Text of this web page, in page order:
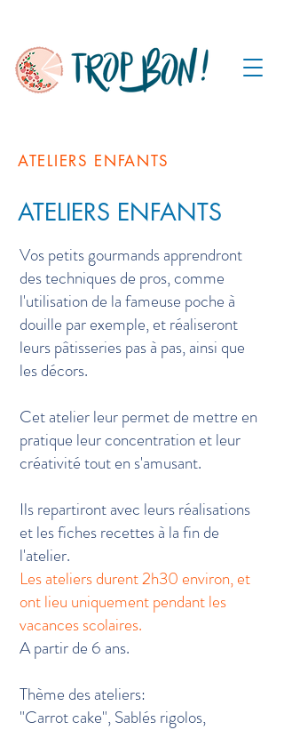
ATELIERS ENFANTS
ATELIERS ENFANTS
Vos petits gourmands apprendront
des techniques de pros, comme
l'utilisation de la fameuse poche à
douille par exemple, et réaliseront
leurs pâtisseries pas à pas, ainsi que
les décors.
Cet atelier leur permet de mettre en
pratique leur concentration et leur
créativité tout en s'amusant.
Ils repartiront avec leurs réalisations
et les fiches recettes à la fin de
l'atelier.
Les ateliers durent 2h30 environ, et
ont lieu uniquement pendant les
vacances scolaires.
A partir de 6 ans.
Thème des ateliers:
"Carrot cake", Sablés rigolos,